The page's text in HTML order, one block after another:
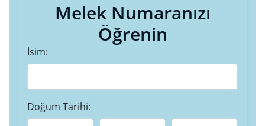
Melek Numaranızı
Öğrenin
İsim:
Doğum Tarihi: